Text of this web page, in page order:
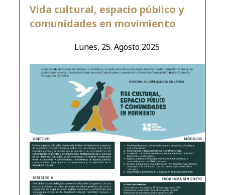
Lunes, 25. Agosto 2025
Vida cultural, espacio público y
comunidades en movimiento